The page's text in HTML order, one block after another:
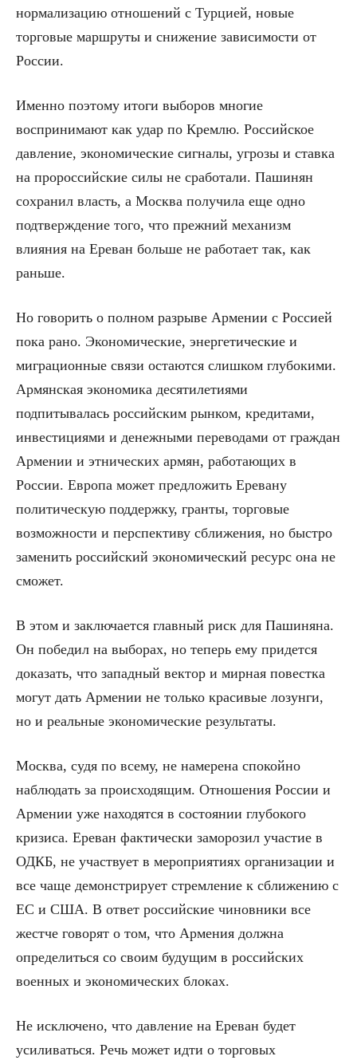
нормализацию отношений с Турцией, новые
торговые маршруты и снижение зависимости от
России.
Именно поэтому итоги выборов многие
воспринимают как удар по Кремлю. Российское
давление, экономические сигналы, угрозы и ставка
на пророссийские силы не сработали. Пашинян
сохранил власть, а Москва получила еще одно
подтверждение того, что прежний механизм
влияния на Ереван больше не работает так, как
раньше.
Но говорить о полном разрыве Армении с Россией
пока рано. Экономические, энергетические и
миграционные связи остаются слишком глубокими.
Армянская экономика десятилетиями
подпитывалась российским рынком, кредитами,
инвестициями и денежными переводами от граждан
Армении и этнических армян, работающих в
России. Европа может предложить Еревану
политическую поддержку, гранты, торговые
возможности и перспективу сближения, но быстро
заменить российский экономический ресурс она не
сможет.
В этом и заключается главный риск для Пашиняна.
Он победил на выборах, но теперь ему придется
доказать, что западный вектор и мирная повестка
могут дать Армении не только красивые лозунги,
но и реальные экономические результаты.
Москва, судя по всему, не намерена спокойно
наблюдать за происходящим. Отношения России и
Армении уже находятся в состоянии глубокого
кризиса. Ереван фактически заморозил участие в
ОДКБ, не участвует в мероприятиях организации и
все чаще демонстрирует стремление к сближению с
ЕС и США. В ответ российские чиновники все
жестче говорят о том, что Армения должна
определиться со своим будущим в российских
военных и экономических блоках.
Не исключено, что давление на Ереван будет
усиливаться. Речь может идти о торговых